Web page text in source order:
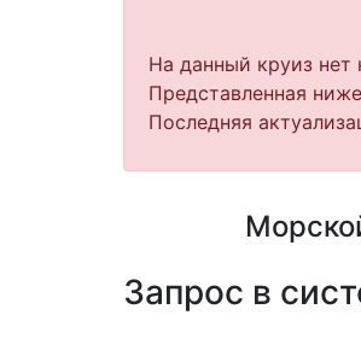
На данный круиз нет
Представленная
Последняя
Запрос в